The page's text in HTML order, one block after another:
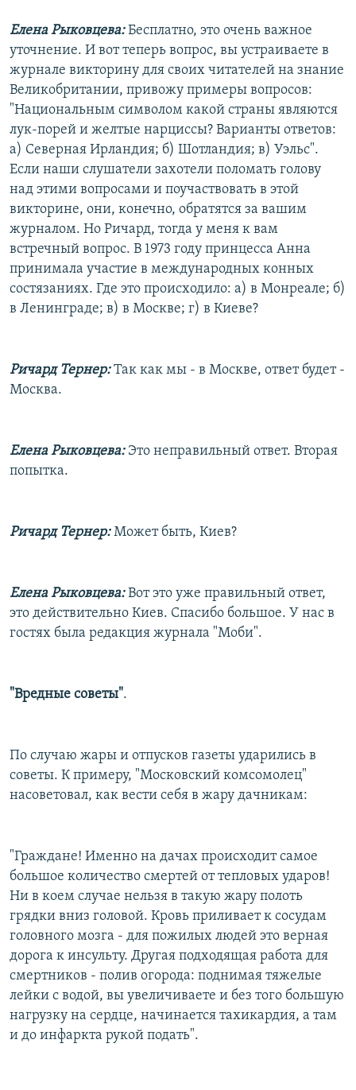
Елена Рыковцева:Бесплатно, это очень важное
уточнение. И вот теперь вопрос, вы устраиваете в
журнале викторину для своих читателей на знание
Великобритании, привожу примеры вопросов:
"Национальным символом какой страны являются
лук-порей и желтые нарциссы? Варианты ответов:
а) Северная Ирландия; б) Шотландия; в) Уэльс".
Если наши слушатели захотели поломать голову
над этими вопросами и поучаствовать в этой
викторине, они, конечно, обратятся за вашим
журналом. Но Ричард, тогда у меня к вам
встречный вопрос. В 1973 году принцесса Анна
принимала участие в международных конных
состязаниях. Где это происходило: а) в Монреале; б)
в Ленинграде; в) в Москве; г) в Киеве?
Ричард Тернер:Так как мы - в Москве, ответ будет -
Москва.
Елена Рыковцева:Это неправильный ответ. Вторая
попытка.
Ричард Тернер:Может быть, Киев?
Елена Рыковцева:Вот это уже правильный ответ,
это действительно Киев. Спасибо большое. У нас в
гостях была редакция журнала "Моби".
"Вредные советы".
По случаю жары и отпусков газеты ударились в
советы. К примеру, "Московский комсомолец"
насоветовал, как вести себя в жару дачникам:
"Граждане! Именно на дачах происходит самое
большое количество смертей от тепловых ударов!
Ни в коем случае нельзя в такую жару полоть
грядки вниз головой. Кровь приливает к сосудам
головного мозга - для пожилых людей это верная
дорога к инсульту. Другая подходящая работа для
смертников - полив огорода: поднимая тяжелые
лейки с водой, вы увеличиваете и без того большую
нагрузку на сердце, начинается тахикардия, а там
и до инфаркта рукой подать".